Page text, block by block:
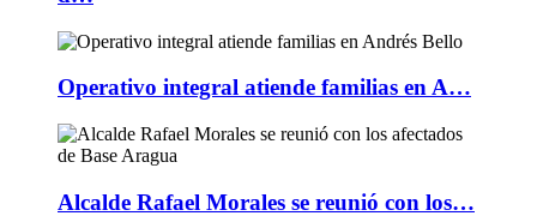
Operativo integral atiende familias en A…
Alcalde Rafael Morales se reunió con los…